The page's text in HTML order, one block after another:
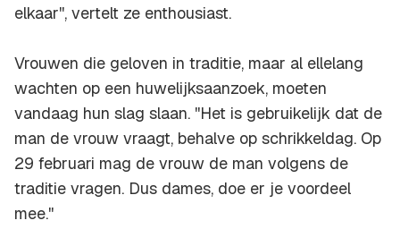
elkaar'', vertelt ze enthousiast.
Vrouwen die geloven in traditie, maar al ellelang
wachten op een huwelijksaanzoek, moeten
vandaag hun slag slaan. ''Het is gebruikelijk dat de
man de vrouw vraagt, behalve op schrikkeldag. Op
29 februari mag de vrouw de man volgens de
traditie vragen. Dus dames, doe er je voordeel
mee.''